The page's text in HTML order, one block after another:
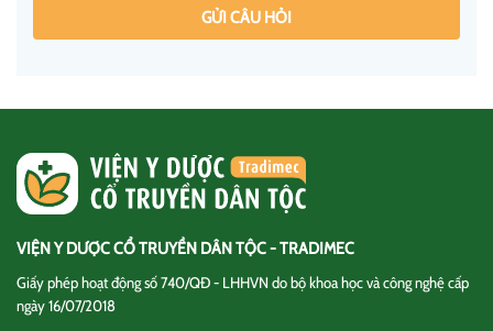
GỬI CÂU HỎI
VIỆN Y DƯỢC CỔ TRUYỀN DÂN TỘC - TRADIMEC
Giấy phép hoạt động số 740/QĐ - LHHVN do bộ khoa học và công nghệ cấp
ngày 16/07/2018